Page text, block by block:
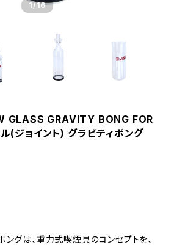
1/16
GRAVITY BONG FOR
(ジョイント) グラビティボング
ングは、重力式喫煙具のコンセプトを、